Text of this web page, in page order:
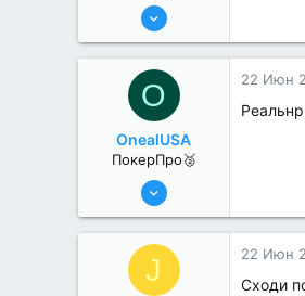
6 Июн 2022
6
O
OnealUSA
ПокерПро🥈
13 Июн 2022
2
22 Июн
J 22 Июн
Сходи